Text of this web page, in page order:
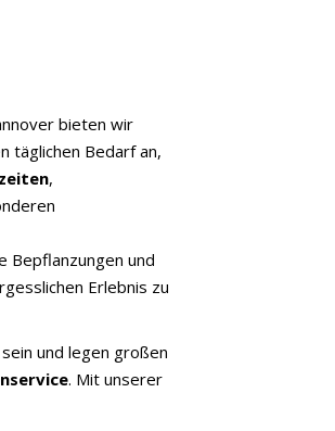
bieten wir
täglichen Bedarf an,
,
Bepflanzungen und
Erlebnis zu
und legen großen
. Mit unserer